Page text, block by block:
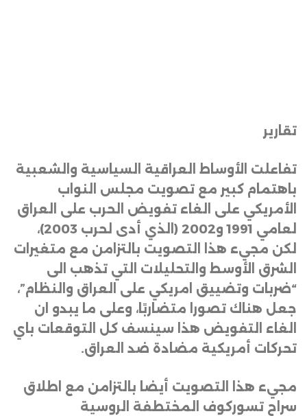
تقارير
تفاعلت الأوساط العراقية السياسية والشعبية
باهتمام كبير مع تصويت مجلس النواب
الأمريكي على الغاء تفويض الحرب على العراق
لعامي 1991 و2002 (الذي أدى لحرب 2003)،
لكن مجيء هذا التصويت بالتزامن مع متغيرات
الشرق الأوسط والتحليلات التي تذهب الى
“ضربات وتضييق امريكي على العراق والنظام”،
جعل هناك تصورا متضاربًا، وعلى ما يبدو ان
الغاء التفويض هذا سينسف كل التوقعات باي
تحركات أمريكية مضادة ضد العراق.
مجيء هذا التصويت أيضا بالتزامن مع اطلاق
سراح تسوركوف المختطفة الروسية